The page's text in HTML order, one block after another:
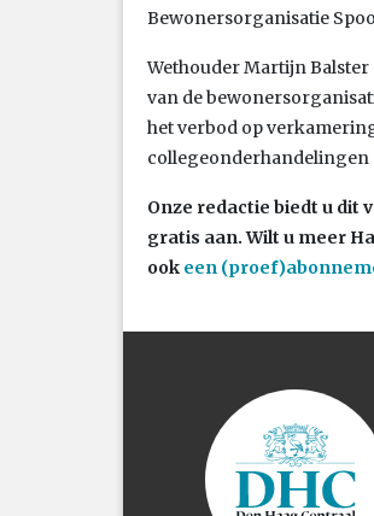
Bewonersorganisatie
Wethouder Martijn Balster
van de
het verbod op
collegeonderhandelingen
Onze redactie biedt u dit
gratis aan. Wilt u meer
ook een